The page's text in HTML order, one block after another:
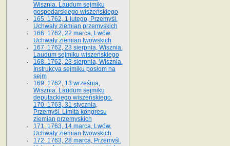
Wisznia. Laudum sejmiku
gospodarskiego wiszeńskiego
165. 1762, 1 lutego, Przemyśl.
Uchwały ziemian przemyskich
166. 1762, 22 marca, Lwów.
Uchwały ziemian lwowskich
167. 1762, 23 sierpnia, Wisznia.
Laudum sejmiku wiszeńskiego
168. 1762, 23 sierpnia, Wisznia.
Instrukcya sejmiku posłom na
sejm
169. 1762, 13 września,
Wisznia. Laudum sejmiku
deputackiego wiszeńskiego.
170. 1763, 31 stycznia,
Przemyśl. Limita kongresu
ziemian przemyskich
171. 1763, 14 marca, Lwów.
Uchwały ziemian lwowskich
172. 1763, 28 marca, Przemyśl.